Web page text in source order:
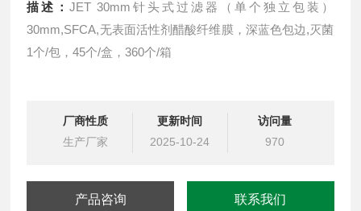
描述：JET 30mm针头式过滤器（单个独立包装）
30mm,SFCA,无表面活性剂醋酸纤维膜，深蓝色包边,灭菌
1个/包，45个/盒，360个/箱
厂商性质
生产厂家
更新时间
2025-10-24
访问量
970
产品咨询 联系我们